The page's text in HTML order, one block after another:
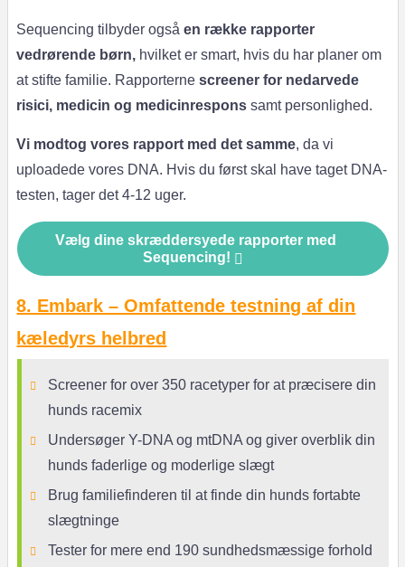
Sequencing tilbyder ogsåen række rapporter
vedrørende børn, hvilket er smart, hvis du har planer om
at stifte familie. Rapporternescreener for nedarvede
risici, medicin og medicinresponssamt personlighed.
Vi modtog vores rapport med det samme, da vi
uploadede vores DNA. Hvis du først skal have taget DNA-
testen, tager det 4-12 uger.
Vælg dine skræddersyede rapporter med
Sequencing!
8. Embark – Omfattende testning af din
kæledyrs helbred
Screener for over 350 racetyper for at præcisere din
hunds racemix
Undersøger Y-DNA og mtDNA og giver overblik din
hunds faderlige og moderlige slægt
Brug familiefinderen til at finde din hunds fortabte
slægtninge
Tester for mere end 190 sundhedsmæssige forhold